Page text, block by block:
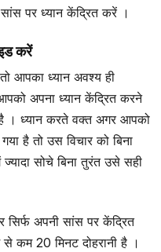
सांस पर ध्यान केंद्रित करें ।
करें
आपका ध्यान अवश्य ही
अपना ध्यान केंद्रित करने
। ध्यान करते वक्त अगर आपको
है तो उस विचार को बिना
सोचे बिना तुरंत उसे सही
सिर्फ अपनी सांस पर केंद्रित
कम 20 मिनट दोहरानी है ।